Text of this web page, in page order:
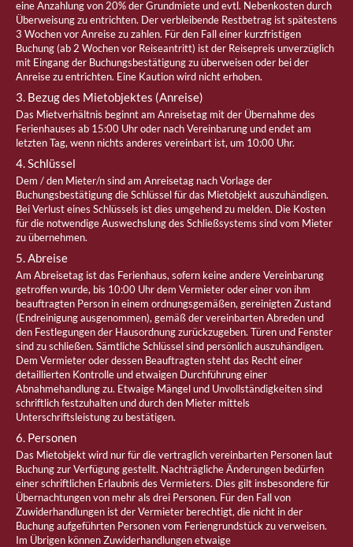
eine Anzahlung von 20% der Grundmiete und evtl. Nebenkosten durch
Überweisung zu entrichten. Der verbleibende Restbetrag ist spätestens
3 Wochen vor Anreise zu zahlen. Für den Fall einer kurzfristigen
Buchung (ab 2 Wochen vor Reiseantritt) ist der Reisepreis unverzüglich
mit Eingang der Buchungsbestätigung zu überweisen oder bei der
Anreise zu entrichten. Eine Kaution wird nicht erhoben.
3. Bezug des Mietobjektes (Anreise)
Das Mietverhältnis beginnt am Anreisetag mit der Übernahme des
Ferienhauses ab 15:00 Uhr oder nach Vereinbarung und endet am
letzten Tag, wenn nichts anderes vereinbart ist, um 10:00 Uhr.
4. Schlüssel
Dem / den Mieter/n sind am Anreisetag nach Vorlage der
Buchungsbestätigung die Schlüssel für das Mietobjekt auszuhändigen.
Bei Verlust eines Schlüssels ist dies umgehend zu melden. Die Kosten
für die notwendige Auswechslung des Schließsystems sind vom Mieter
zu übernehmen.
5. Abreise
Am Abreisetag ist das Ferienhaus, sofern keine andere Vereinbarung
getroffen wurde, bis 10:00 Uhr dem Vermieter oder einer von ihm
beauftragten Person in einem ordnungsgemäßen, gereinigten Zustand
(Endreinigung ausgenommen), gemäß der vereinbarten Abreden und
den Festlegungen der Hausordnung zurückzugeben. Türen und Fenster
sind zu schließen. Sämtliche Schlüssel sind persönlich auszuhändigen.
Dem Vermieter oder dessen Beauftragten steht das Recht einer
detaillierten Kontrolle und etwaigen Durchführung einer
Abnahmehandlung zu. Etwaige Mängel und Unvollständigkeiten sind
schriftlich festzuhalten und durch den Mieter mittels
Unterschriftsleistung zu bestätigen.
6. Personen
Das Mietobjekt wird nur für die vertraglich vereinbarten Personen laut
Buchung zur Verfügung gestellt. Nachträgliche Änderungen bedürfen
einer schriftlichen Erlaubnis des Vermieters. Dies gilt insbesondere für
Übernachtungen von mehr als drei Personen. Für den Fall von
Zuwiderhandlungen ist der Vermieter berechtigt, die nicht in der
Buchung aufgeführten Personen vom Feriengrundstück zu verweisen.
Im Übrigen können Zuwiderhandlungen etwaige